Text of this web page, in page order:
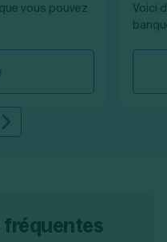
vous pouvez
Voici
précédente
Slide suivante
fréquentes